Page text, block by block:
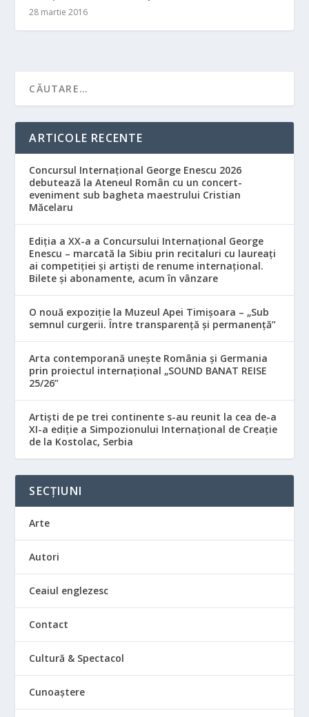
28 martie 2016
ARTICOLE RECENTE
Concursul Internațional George Enescu 2026
debutează la Ateneul Român cu un concert-
eveniment sub bagheta maestrului Cristian
Măcelaru
Ediția a XX-a a Concursului Internațional George
Enescu – marcată la Sibiu prin recitaluri cu laureați
ai competiției și artiști de renume internațional.
Bilete și abonamente, acum în vânzare
O nouă expoziție la Muzeul Apei Timișoara – „Sub
semnul curgerii. Între transparență și permanență”
Arta contemporană unește România și Germania
prin proiectul internațional „SOUND BANAT REISE
25/26”
Artiști de pe trei continente s-au reunit la cea de-a
XI-a ediție a Simpozionului Internațional de Creație
de la Kostolac, Serbia
SECȚIUNI
Arte
Autori
Ceaiul englezesc
Contact
Cultură & Spectacol
Cunoaștere